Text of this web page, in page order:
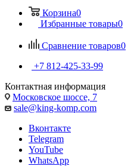
Корзина0
Избранные товары0
Сравнение товаров0
+7 812-425-33-99
Контактная информация
Московское шоссе, 7
sale@king-komp.com
Вконтакте
Telegram
YouTube
WhatsApp